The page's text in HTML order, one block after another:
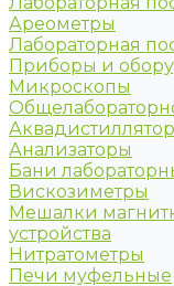
Ареометры
Лабораторная
Приборы и
Микроскопы
Анализаторы
Бани
Вискозиметры
Мешалки
устройства
Нитратометры
Печи муфельные